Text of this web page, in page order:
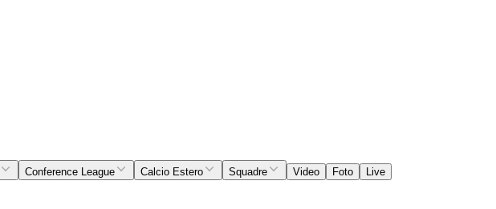
Conference League Calcio Estero Squadre Video Foto
Live